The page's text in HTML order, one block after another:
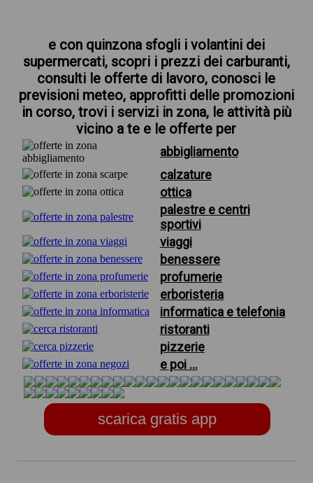
e con quinzona sfogli i volantini dei
supermercati, scopri i prezzi dei carburanti,
consulti le offerte di lavoro, conosci le
previsioni meteo, approfitti delle promozioni
in corso, trovi i servizi in zona, le attività più
vicino a te e le offerte per
abbigliamento
calzature
ottica
palestre e centri
sportivi
viaggi
benessere
profumerie
erboristeria
informatica e telefonia
ristoranti
pizzerie
e poi ...
scarica gratis app